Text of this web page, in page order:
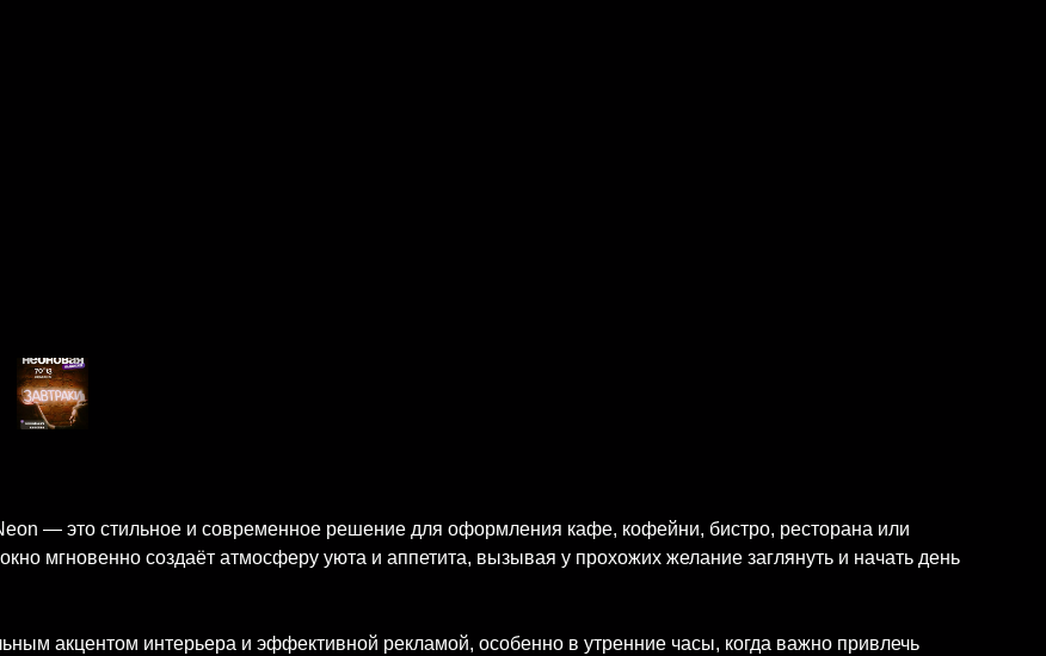
— это стильное и современное решение для оформления кафе, кофейни, бистро, ресторана или
мгновенно создаёт атмосферу уюта и аппетита, вызывая у прохожих желание заглянуть и начать день
акцентом интерьера и эффективной рекламой, особенно в утренние часы, когда важно привлечь